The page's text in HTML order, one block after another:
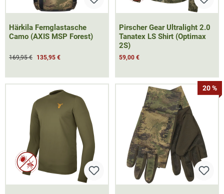
Härkila Fernglastasche
Camo (AXIS MSP Forest)
169,95 € 135,95 €
Pirscher Gear Ultralight 2.0
Tanatex LS Shirt (Optimax
2S)
59,00 €
20 %